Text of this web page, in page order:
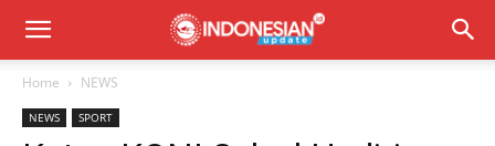
Home NEWS
NEWS SPORT